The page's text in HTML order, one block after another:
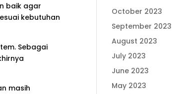
baik agar
kebutuhan
Sebagai
masih
October 2023
September 2023
August 2023
July 2023
June 2023
May 2023